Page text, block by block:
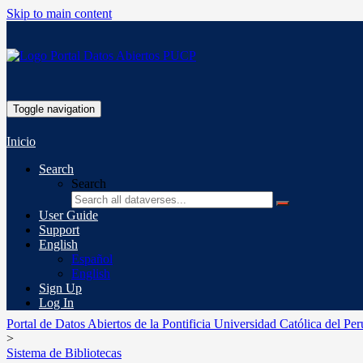
Skip to main content
Toggle navigation
Inicio
Search
Search
User Guide
Support
English
Español
English
Sign Up
Log In
Portal de Datos Abiertos de la Pontificia Universidad Católica del
>
Sistema de Bibliotecas